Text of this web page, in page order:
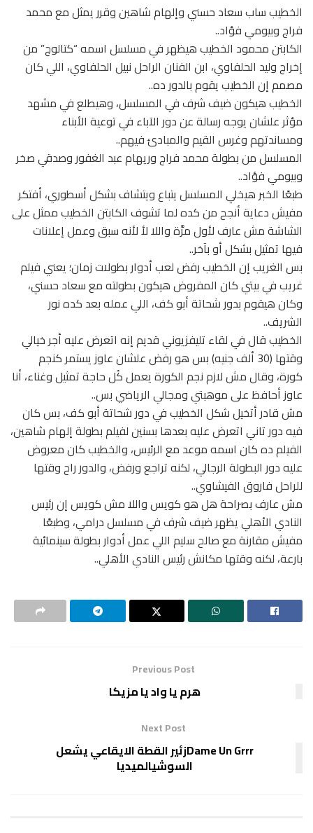
الخطيب ساب سعاد حسني وإلهام شاهين وقرر يمثل مع محمد
فراج وبيومي فؤاد..
الكابتن محمود الخطيب هيظهر في مسلسل اسمه “كتالوج” من
إخراج وليد الحلفاوي، ابن الفنان الراحل نبيل الحلفاوي، اللي كان
مصمم إن الخطيب يقوم بالدور ده..
الخطيب هيكون ضيف شرف في المسلسل، وهيطلع في مشهد
مؤثر علشان يوجه رسالة عن دور الآباء في توعية الأبناء
ومساندتهم وغرس القيم والمبادئ فيهم..
المسلسل من بطولة محمد فراج وريهام عبد الغفور وصدقي صخر
وبيومي فؤاد..
طبعًا الخبر هيخلي المسلسل يتباع ويتشاف بشكل أسطوري، أفتكر
مفيش دعاية أنجح من كده لما تشوف الكابتن الخطيب ممثل على
الشاشة مش عارف لأول مرَّة واللا لأ لأنه سبق وعمل إعلانات
فيها تمثيل بشكل أو بآخر..
بس الغريب إن الخطيب رفض لعب أدوار بطولات زمان؛ يعني فيلم
غريب في بيتي كان المفروض هيكون بطولته مع سعاد حسني،
وكان هيقوم بدور شحاتة أبو كف، اللي عمله بعد كده نور
الشريف..
الخطيب قال في لقاء تليفزيوني قديم إنه اتعرض عليه أجر خيالي
وقتها (30 ألف جنيه) بس هو رفض علشان عاوز يستمر كنجم
كورة، وقال مش لازم نجم الكورة يعمل كُل حاجة تمثيل وغناء، أنا
عاوز أحافظ على موهبتي ومجالي الرياضي بس..
مش قادر أتخيل شكل الخطيب في دور شحاتة أبو كف، بس كان
فيه دور تاني اتعرض عليه بعدها بسنين لفيلم بطولة إلهام شاهين،
الفيلم ده كان اسمه موعد مع الرئيس، والخطيب كان معروض
عليه دور البطولة الرجالي، لكنه تراجع ورفض، والدور راح وقتها
للراحل فاروق الفيشاوي..
مش عارف بصراحة هل هو كويس واللا مش كويس إن رئيس
النادي الأهلي يظهر ضيف شرف في مسلسل درامي، وطبعًا
مفيش مقارنة مع صالح سليم اللي عمل أدوار بطولة سينمائية
بارعة، لكنه وقتها مكانش رئيس النادي الأهلي..
Previous Post
هرم يا واد يا مزيكا
Next Post
Dame Un Grrrزئير القطة الايقاعي يشعل
السوشيالميديا